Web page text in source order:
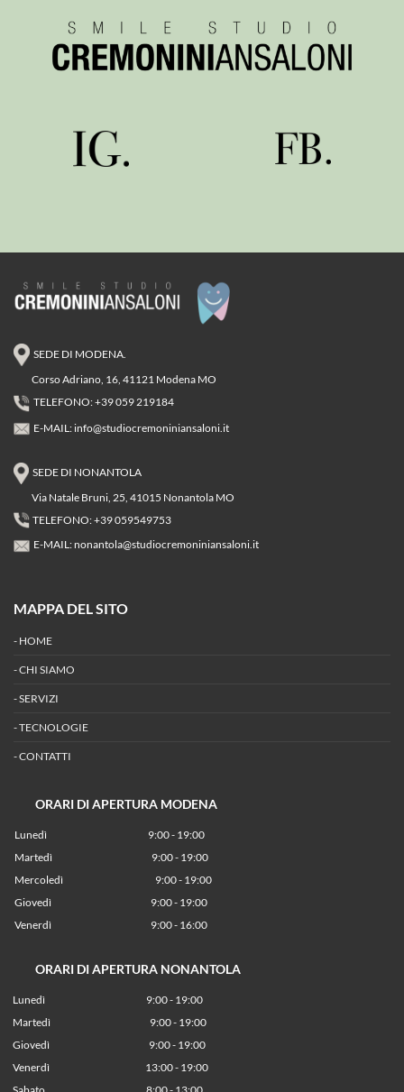
SEDE DI MODENA.
Corso Adriano, 16, 41121 Modena MO
TELEFONO: +39 059 219184
E-MAIL: info@studiocremoniniansaloni.it
SEDE DI NONANTOLA
Via Natale Bruni, 25, 41015 Nonantola MO
TELEFONO: +39 059549753
E-MAIL:nonantola@studiocremoniniansaloni.it
MAPPA DEL SITO
- HOME
-CHI SIAMO
-SERVIZI
-TECNOLOGIE
-CONTATTI
ORARI DI APERTURA MODENA
Lunedì 9:00 - 19:00
Martedì 9:00 - 19:00
Mercoledì 9:00 - 19:00
Giovedì 9:00 - 19:00
Venerdì 9:00 - 16:00
ORARI DI APERTURA NONANTOLA
Lunedì 9:00 - 19:00
Martedì 9:00 - 19:00
Giovedì 9:00 - 19:00
Venerdì 13:00 - 19:00